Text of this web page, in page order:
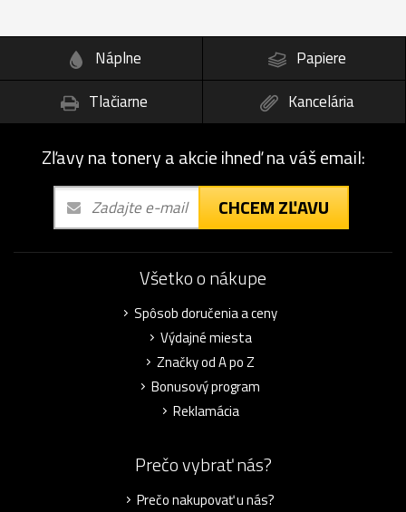
Náplne
Papiere
Tlačiarne
Kancelária
Zľavy na tonery a akcie ihneď na váš email:
CHCEM ZĽAVU
Všetko o nákupe
Spôsob doručenia a ceny
Výdajné miesta
Značky od A po Z
Bonusový program
Reklamácia
Prečo vybrať nás?
Prečo nakupovať u nás?